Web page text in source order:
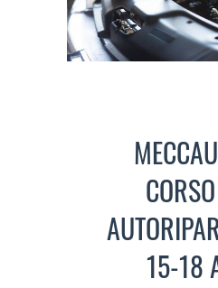
15-18